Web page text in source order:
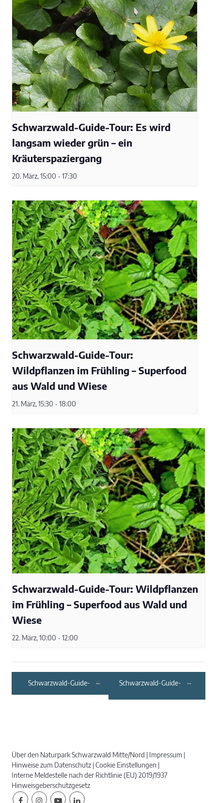
Schwarzwald-Guide-Tour: Es wird
langsam wieder grün – ein
Kräuterspaziergang
20. März, 15:00 - 17:30
Schwarzwald-Guide-Tour:
Wildpflanzen im Frühling – Superfood
aus Wald und Wiese
21. März, 15:30 - 18:00
Schwarzwald-Guide-Tour: Wildpflanzen
im Frühling – Superfood aus Wald und
Wiese
22. März, 10:00 - 12:00
Schwarzwald-Guide-
Schwarzwald-Guide-
und Bäume –
Über den Naturpark Schwarzwald Mitte/Nord
Impressum
Hinweise zum Datenschutz Cookie Einstellungen
Interne Meldestelle nach der Richtlinie (EU) 2019/1937
Hinweisgeberschutzgesetz